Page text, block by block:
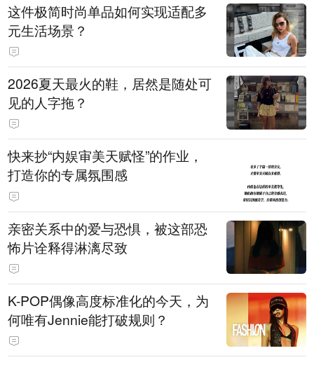
这件极简时尚单品如何实现适配多
元生活场景？
2026夏天最火的鞋，居然是随处可
见的人字拖？
快来抄“内娱审美天赋怪”的作业，
打造你的专属氛围感
亲密关系中的爱与恐惧，被这部恐
怖片诠释得淋漓尽致
K-POP偶像高度标准化的今天，为
何唯有Jennie能打破规则？